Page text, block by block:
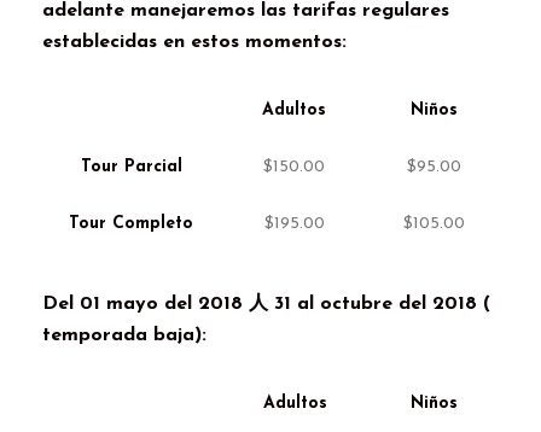
adelante manejaremos las tarifas regulares
establecidas en estos momentos:
Adultos Niños
Tour Parcial $150.00 $95.00
Tour Completo $195.00 $105.00
Del 01 mayo del 2018 人 31 al octubre del
2018 (
temporada baja):
Adultos Niños